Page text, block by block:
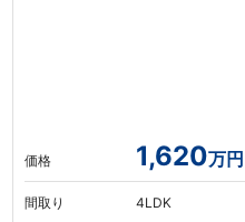
価格 1,620万円
間取り 4LDK